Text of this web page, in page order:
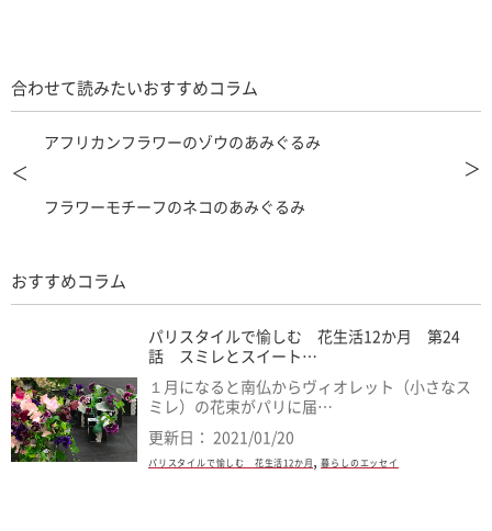
合わせて読みたいおすすめコラム
アフリカンフラワーのゾウのあみぐるみ
フラワーモチーフのネコのあみぐるみ
＜ ＞
おすすめコラム
パリスタイルで愉しむ 花生活12か月 第24
話 スミレとスイート…
１月になると南仏からヴィオレット（小さなス
ミレ）の花束がパリに届…
更新日： 2021/01/20
パリスタイルで愉しむ 花生活12か月 ,暮らしのエッセイ